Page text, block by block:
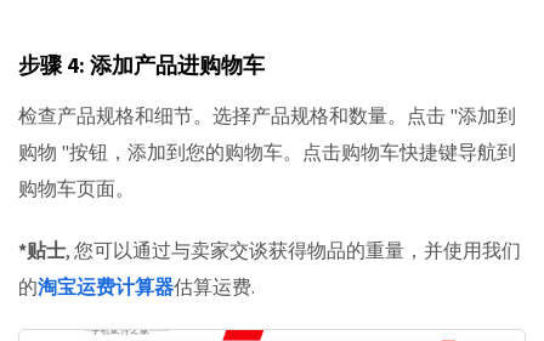
步骤 4: 添加产品进购物车
检查产品规格和细节。选择产品规格和数量。点击 "添加到
购物 "按钮，添加到您的购物车。点击购物车快捷键导航到
购物车页面。
*贴士, 您可以通过与卖家交谈获得物品的重量，并使用我们
的淘宝运费计算器估算运费.